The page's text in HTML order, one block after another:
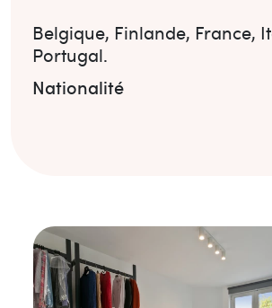
Belgique, Finlande, France,
Portugal.
Nationalité